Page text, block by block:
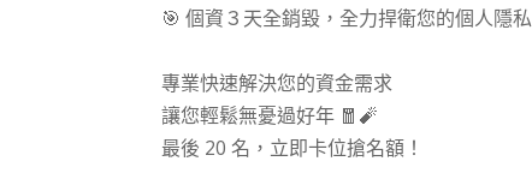
🎯 個資３天全銷毀，全力捍衛您的個人隱私
專業快速解決您的資金需求
讓您輕鬆無憂過好年 🧧🧨
最後 20 名，立即卡位搶名額！